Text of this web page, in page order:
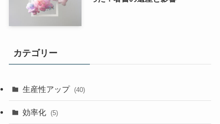
カテゴリー
生産性アップ (40)
効率化 (5)